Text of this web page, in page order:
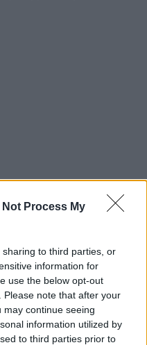
Not Process My
to third parties, or
information for
use the below opt-out
note that after your
continue seeing
information utilized by
to third parties prior to
το προϊόν: “ΠΥΞΙΔΑ ΤΣΑΚ
Τα υποχρεωτικά πεδία